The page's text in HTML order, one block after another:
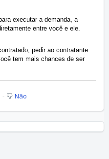
executar a demanda, a
entre você e ele.
pedir ao contratante
tem mais chances de ser
Não